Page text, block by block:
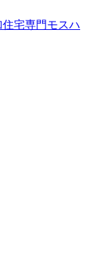
専門モスハウス